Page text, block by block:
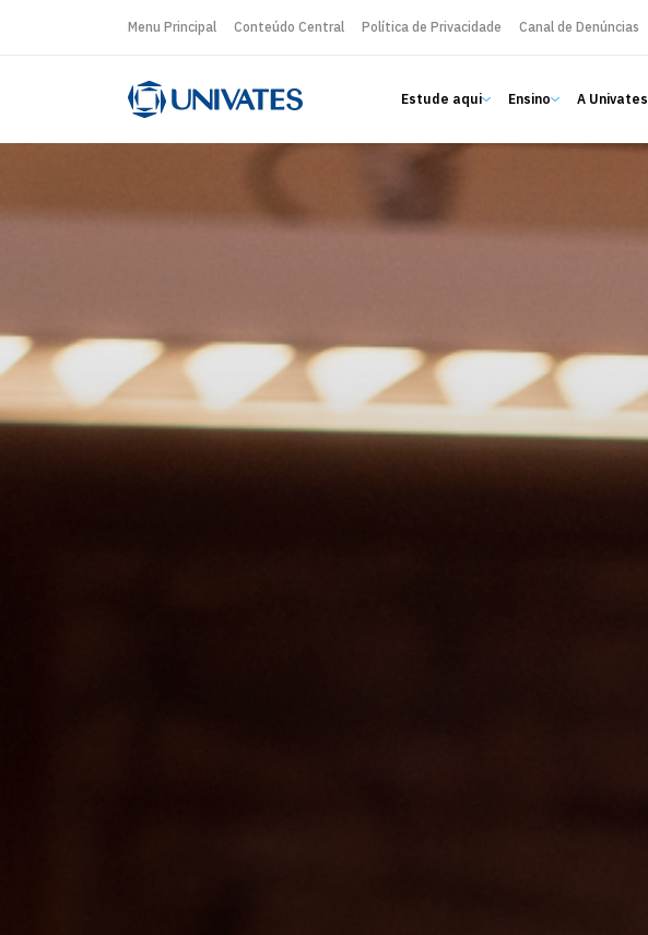
Menu Principal Conteúdo Central Política de Privacidade Canal de Denúncias
Estude aqui Ensino A Univates